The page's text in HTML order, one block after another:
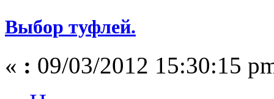
Выбор туфлей.
« : 09/03/2012 15:30:15